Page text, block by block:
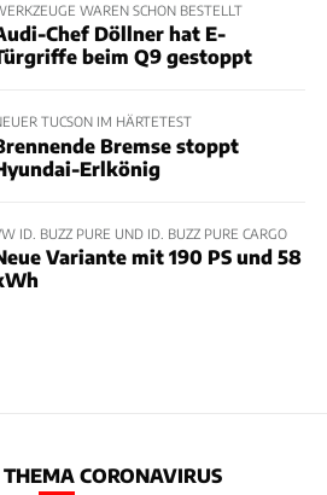
WAREN SCHON BESTELLT
Chef Döllner hat E-
beim Q9 gestoppt
TUCSON IM HÄRTETEST
Bremse stoppt
Erlkönig
ID. BUZZ PURE UND ID. BUZZ PURE CARGO
Variante mit 190 PS und 58
CORONAVIRUS